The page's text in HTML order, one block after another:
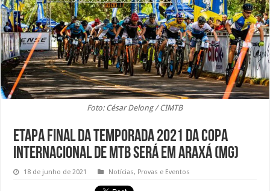
Foto: César Delong / CIMTB
Etapa final da temporada 2021 da Copa
internacional de MTB será em Araxá (MG)
18 de junho de 2021 Notícias, Provas e Eventos